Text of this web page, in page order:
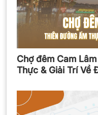
Chợ đêm Cam
Thực & Giải Trí Về